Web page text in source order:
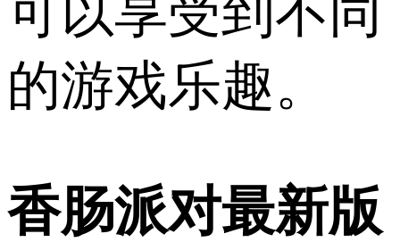
可以享受到不同
的游戏乐趣。
香肠派对最新版